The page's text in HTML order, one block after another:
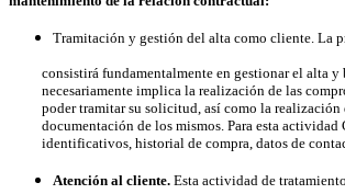
Tramitación y gestión del alta como cliente. La
consistirá fundamentalmente en gestionar el alta y
necesariamente implica la realización de las
poder tramitar su solicitud, así como la realización
documentación de los mismos. Para esta actividad
identificativos, historial de compra, datos de
Atención al cliente. Esta actividad de